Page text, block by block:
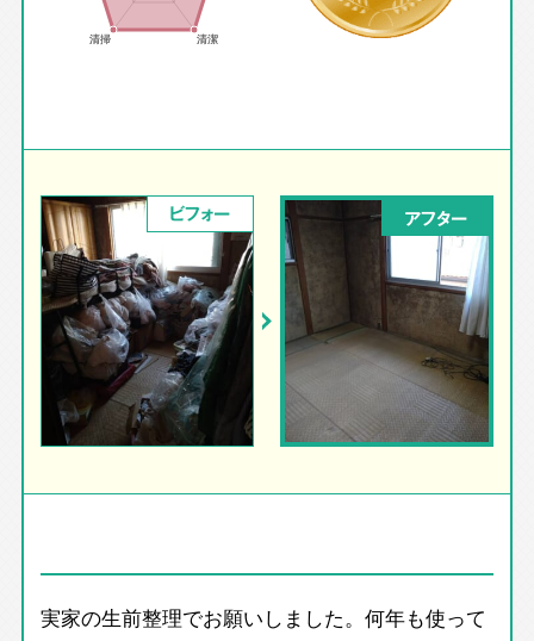
ビフォー アフター
実家の生前整理でお願いしました。何年も使って